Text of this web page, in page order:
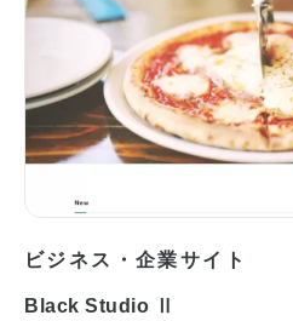
ビジネス・企業サイト
Black Studio Ⅱ